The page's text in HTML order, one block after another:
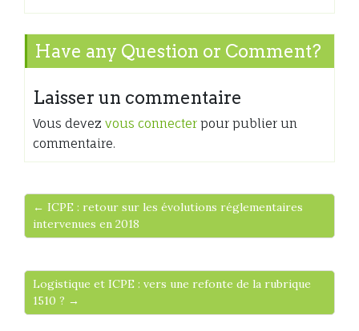
Have any Question or Comment?
Laisser un commentaire
Vous devez vous connecter pour publier un
commentaire.
← ICPE : retour sur les évolutions réglementaires
intervenues en 2018
Logistique et ICPE : vers une refonte de la rubrique
1510 ? →